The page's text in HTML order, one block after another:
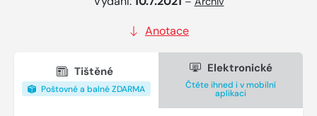
Anotace
Tištěné
Poštovné a balné ZDARMA
Elektronické
Čtěte ihned i v mobilní
aplikaci